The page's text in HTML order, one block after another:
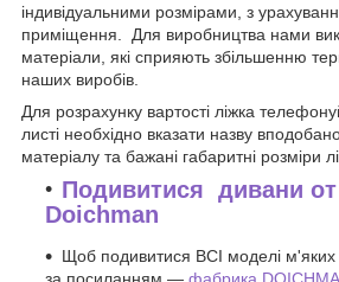
індивідуальними розмірами, з
приміщення. Для виробництва нами
матеріали, які сприяють збільшенню
наших виробів.
Для розрахунку вартості ліжка
листі необхідно вказати назву
матеріалу та бажані габаритні розміри
Подивитися дивани
Doichman
Щоб подивитися ВСІ моделі м'яких